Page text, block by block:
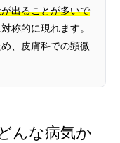
出ることが多いで
称的に現れます。
、皮膚科での顕微
んな病気か